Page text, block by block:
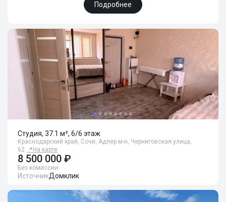
Подробнее
Студия, 37.1 м², 6/6 этаж
Краснодарский край, Сочи, Адлер м-н, Черниговская улица,
62 📍 На карте
8 500 000 ₽
Без комиссии
ИсточникДомклик